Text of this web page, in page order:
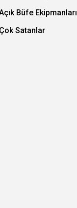
Büfe Ekipmanları
Çok Satanlar